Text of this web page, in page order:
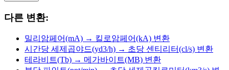
다른 변환:
밀리암페어(mA) → 킬로암페어(kA) 변환
시간당 세제곱야드(yd3/h) → 초당 센티리터(cl/s) 변환
테라비트(Tb) → 메가바이트(MB) 변환